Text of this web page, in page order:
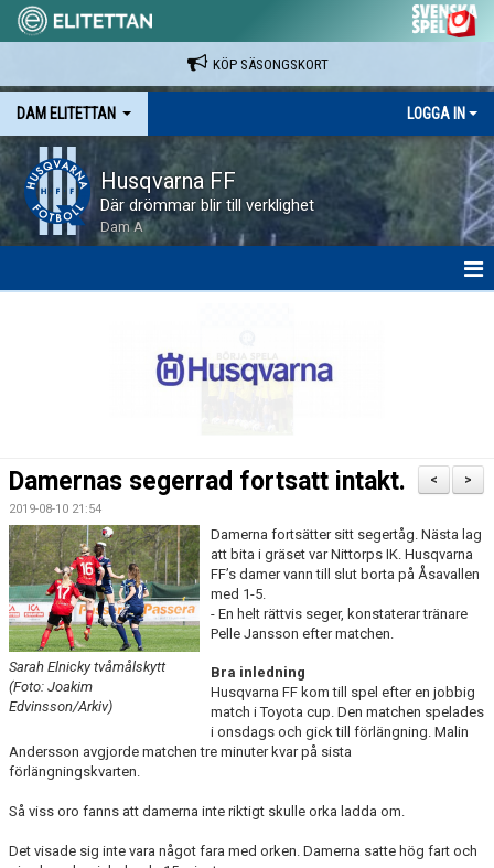
KÖP SÄSONGSKORT
DAM ELITETTAN LOGGA IN
Husqvarna FF
Där drömmar blir till verklighet
Dam A
BILDGALLERI
DOKUMENT
KONTAKT
MATCHER
SPONSORHUSET
>
<
Damernas segerrad fortsatt intakt.
2019-08-10 21:54
Sarah Elnicky tvåmålskytt
(Foto: Joakim
Edvinsson/Arkiv)
Damerna fortsätter sitt segertåg. Nästa lag
att bita i gräset var Nittorps IK. Husqvarna
FF’s damer vann till slut borta på Åsavallen
med 1-5.
- En helt rättvis seger, konstaterar tränare
Pelle Jansson efter matchen.
Bra inledning
Husqvarna FF kom till spel efter en jobbig
match i Toyota cup. Den matchen spelades
i onsdags och gick till förlängning. Malin
Andersson avgjorde matchen tre minuter kvar på sista
förlängningskvarten.
Så viss oro fanns att damerna inte riktigt skulle orka ladda om.
Det visade sig inte vara något fara med orken. Damerna satte hög fart och